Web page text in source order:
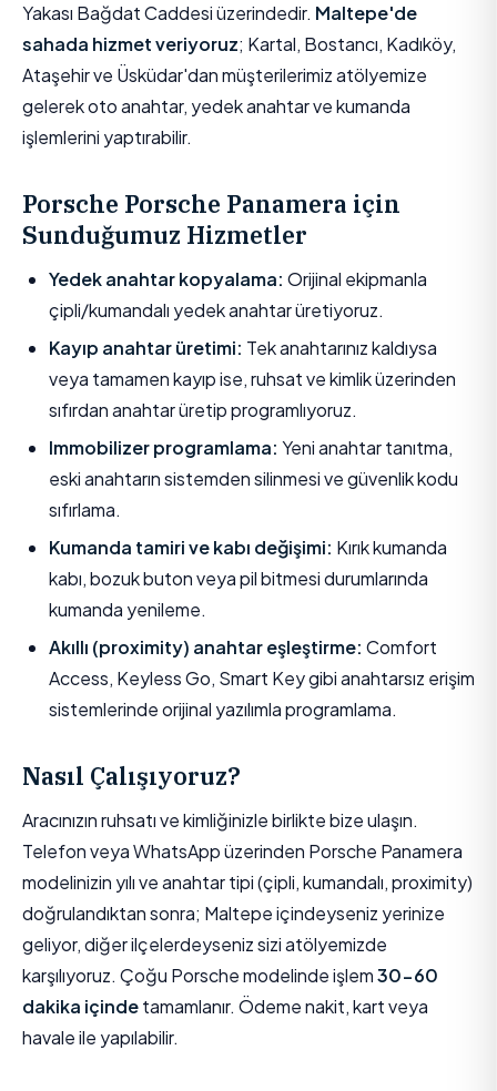
Yakası Bağdat Caddesi üzerindedir. Maltepe'de
sahada hizmet veriyoruz; Kartal, Bostancı, Kadıköy,
Ataşehir ve Üsküdar'dan müşterilerimiz atölyemize
gelerek oto anahtar, yedek anahtar ve kumanda
işlemlerini yaptırabilir.
Porsche Porsche Panamera için
Sunduğumuz Hizmetler
Yedek anahtar kopyalama: Orijinal ekipmanla
çipli/kumandalı yedek anahtar üretiyoruz.
Kayıp anahtar üretimi: Tek anahtarınız kaldıysa
veya tamamen kayıp ise, ruhsat ve kimlik üzerinden
sıfırdan anahtar üretip programlıyoruz.
Immobilizer programlama: Yeni anahtar tanıtma,
eski anahtarın sistemden silinmesi ve güvenlik kodu
sıfırlama.
Kumanda tamiri ve kabı değişimi: Kırık kumanda
kabı, bozuk buton veya pil bitmesi durumlarında
kumanda yenileme.
Akıllı (proximity) anahtar eşleştirme: Comfort
Access, Keyless Go, Smart Key gibi anahtarsız erişim
sistemlerinde orijinal yazılımla programlama.
Nasıl Çalışıyoruz?
Aracınızın ruhsatı ve kimliğinizle birlikte bize ulaşın.
Telefon veya WhatsApp üzerinden Porsche Panamera
modelinizin yılı ve anahtar tipi (çipli, kumandalı, proximity)
doğrulandıktan sonra; Maltepe içindeyseniz yerinize
geliyor, diğer ilçelerdeyseniz sizi atölyemizde
karşılıyoruz. Çoğu Porsche modelinde işlem30-60
dakika içindetamamlanır. Ödeme nakit, kart veya
havale ile yapılabilir.